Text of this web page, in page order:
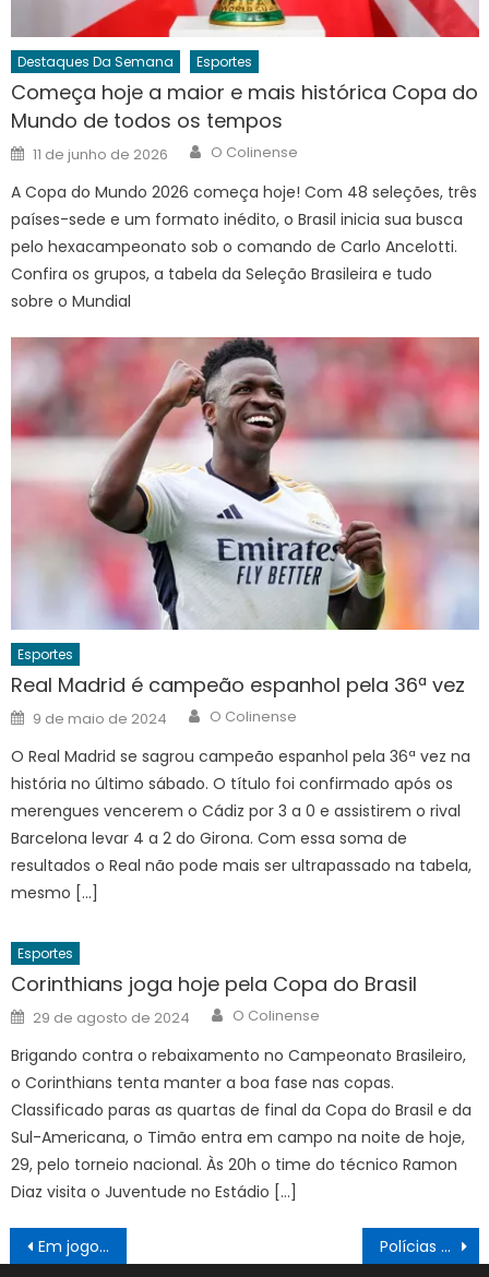
Destaques Da Semana Esportes
Começa hoje a maior e mais histórica Copa do
Mundo de todos os tempos
Posted
on
11 de junho de 2026 Author
O Colinense
A Copa do Mundo 2026 começa hoje! Com 48 seleções, três
países-sede e um formato inédito, o Brasil inicia sua busca
pelo hexacampeonato sob o comando de Carlo Ancelotti.
Confira os grupos, a tabela da Seleção Brasileira e tudo
sobre o Mundial
Esportes
Real Madrid é campeão espanhol pela 36ª vez
Posted
on
9 de maio de 2024 Author
O Colinense
O Real Madrid se sagrou campeão espanhol pela 36ª vez na
história no último sábado. O título foi confirmado após os
merengues vencerem o Cádiz por 3 a 0 e assistirem o rival
Barcelona levar 4 a 2 do Girona. Com essa soma de
resultados o Real não pode mais ser ultrapassado na tabela,
mesmo […]
Esportes
Corinthians joga hoje pela Copa do Brasil
Posted
on
29 de agosto de 2024 Author
O Colinense
Brigando contra o rebaixamento no Campeonato Brasileiro,
o Corinthians tenta manter a boa fase nas copas.
Classificado paras as quartas de final da Copa do Brasil e da
Sul-Americana, o Timão entra em campo na noite de hoje,
29, pelo torneio nacional. Às 20h o time do técnico Ramon
Diaz visita o Juventude no Estádio […]
Navegação
Em jogo histórico, Kansas City Chiefs conquista o Super Bowl LVIII Polícias estão com efetivos reduzidos e defasagem se arrasta há vários anos